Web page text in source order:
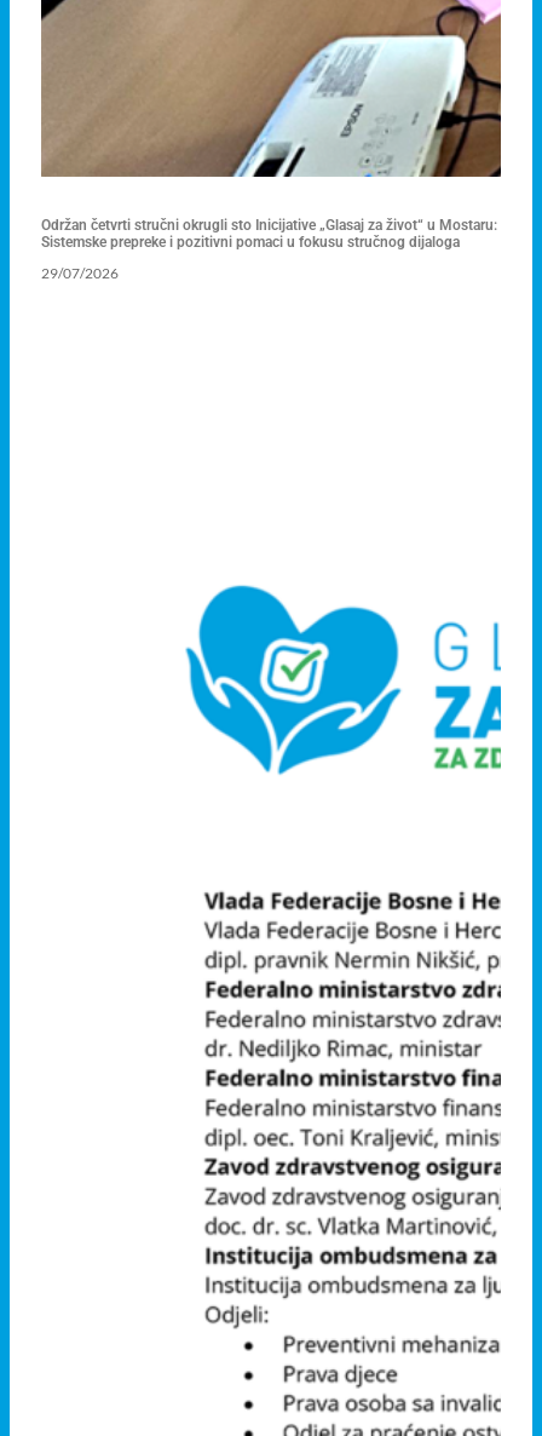
Održan četvrti stručni okrugli sto Inicijative „Glasaj za život“ u Mostaru:
Sistemske prepreke i pozitivni pomaci u fokusu stručnog dijaloga
29/07/2026